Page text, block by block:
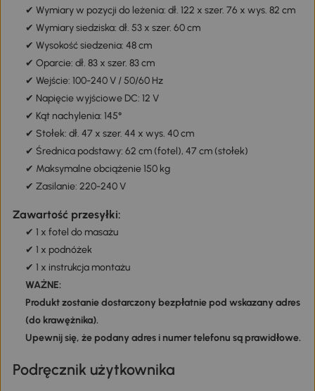
✔ Wymiary w pozycji do leżenia: dł. 122 x szer. 76 x wys. 82 cm
✔ Wymiary siedziska: dł. 53 x szer. 60 cm
✔ Wysokość siedzenia: 48 cm
✔ Oparcie: dł. 83 x szer. 83 cm
✔ Wejście: 100-240 V / 50/60 Hz
✔ Napięcie wyjściowe DC: 12 V
✔ Kąt nachylenia: 145°
✔ Stołek: dł. 47 x szer. 44 x wys. 40 cm
✔ Średnica podstawy: 62 cm (fotel), 47 cm (stołek)
✔ Maksymalne obciążenie 150 kg
✔ Zasilanie: 220-240 V
Zawartość przesyłki:
✔ 1 x fotel do masażu
✔ 1 x podnóżek
✔ 1 x instrukcja montażu
WAŻNE:
Produkt zostanie dostarczony bezpłatnie pod wskazany adres
(do krawężnika).
Upewnij się, że podany adres i numer telefonu są prawidłowe.
Podręcznik użytkownika